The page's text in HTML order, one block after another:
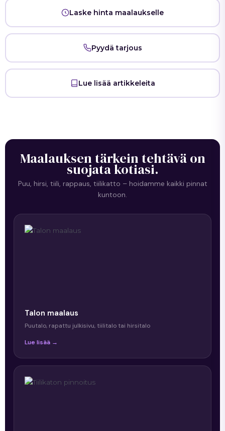
Laske hinta maalaukselle
Pyydä tarjous
Lue lisää artikkeleita
Maalauksen tärkein tehtävä on
suojata kotiasi.
Puu, hirsi, tiili, rappaus, tiilikatto – hoidamme kaikki pinnat
kuntoon.
Talon maalaus
Puutalo, rapattu julkisivu, tiilitalo tai hirsitalo
Lue lisää →